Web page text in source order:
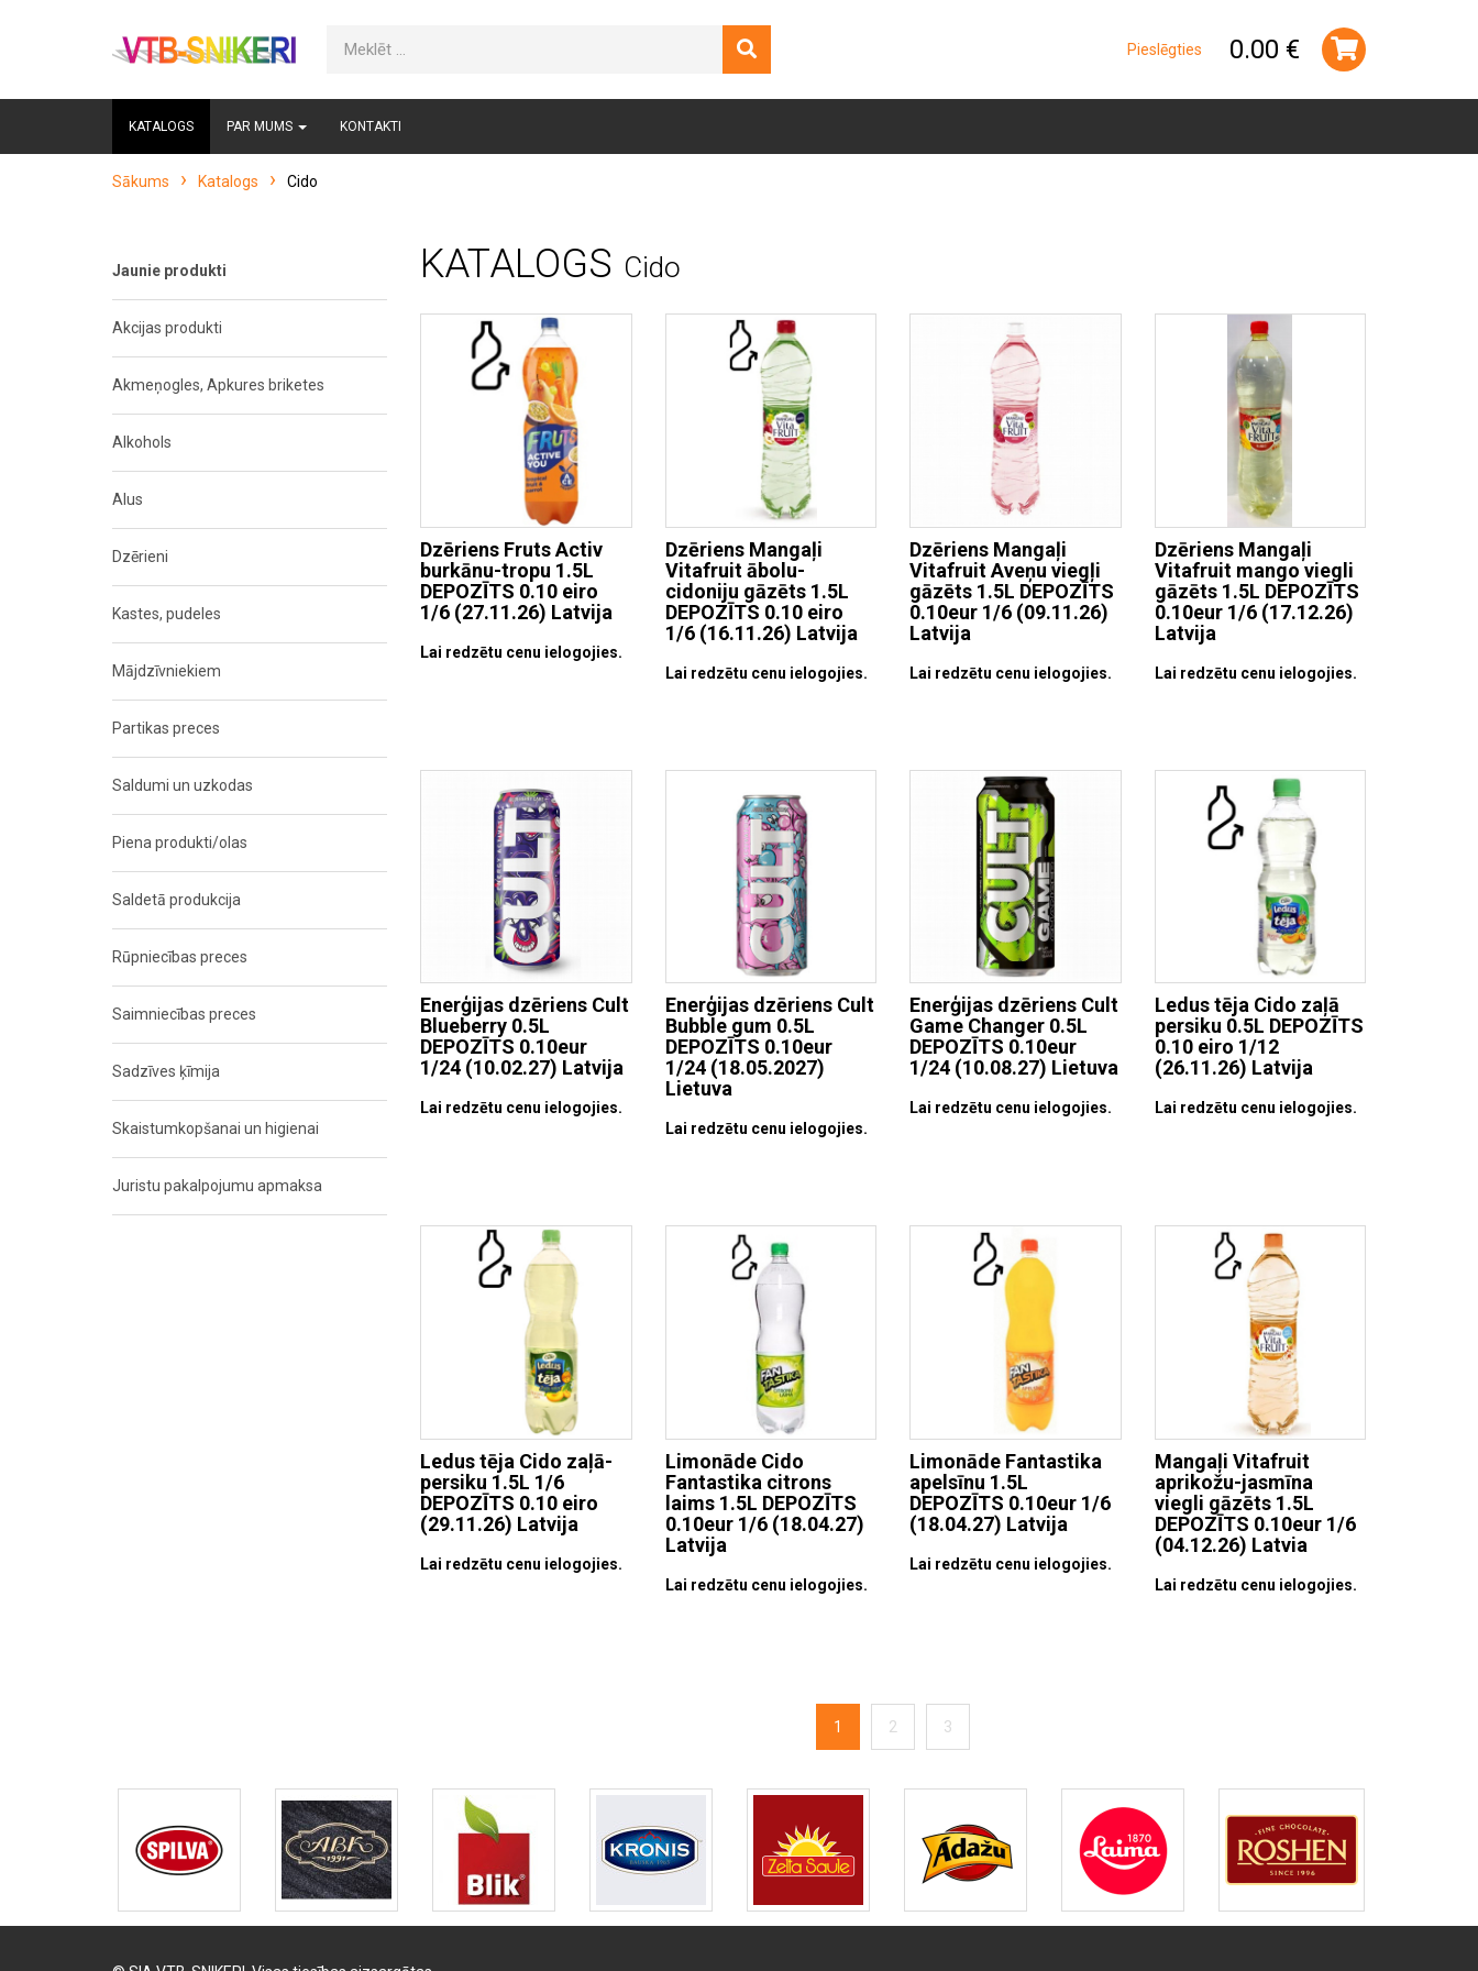
Pieslēgties 0.00 €
KATALOGS PAR MUMS KONTAKTI
Sākums Katalogs Cido
Jaunie produkti
Akcijas produkti
Akmeņogles, Apkures briketes
Alkohols
Alus
Dzērieni
Kastes, pudeles
Mājdzīvniekiem
Partikas preces
Saldumi un uzkodas
Piena produkti/olas
Saldetā produkcija
Rūpniecības preces
Saimniecības preces
Sadzīves ķīmija
Skaistumkopšanai un higienai
Juristu pakalpojumu apmaksa
KATALOGS Cido
Dzēriens Fruts Activ
burkānu-tropu 1.5L
DEPOZĪTS 0.10 eiro
1/6 (27.11.26) Latvija
Lai redzētu cenu ielogojies.
Dzēriens Mangaļi
Vitafruit ābolu-
cidoniju gāzēts 1.5L
DEPOZĪTS 0.10 eiro
1/6 (16.11.26) Latvija
Lai redzētu cenu ielogojies.
Dzēriens Mangaļi
Vitafruit Aveņu viegļi
gāzēts 1.5L DEPOZĪTS
0.10eur 1/6 (09.11.26)
Latvija
Lai redzētu cenu ielogojies.
Dzēriens Mangaļi
Vitafruit mango viegli
gāzēts 1.5L DEPOZĪTS
0.10eur 1/6 (17.12.26)
Latvija
Lai redzētu cenu ielogojies.
Enerģijas dzēriens Cult
Blueberry 0.5L
DEPOZĪTS 0.10eur
1/24 (10.02.27) Latvija
Lai redzētu cenu ielogojies.
Enerģijas dzēriens Cult
Bubble gum 0.5L
DEPOZĪTS 0.10eur
1/24 (18.05.2027)
Lietuva
Lai redzētu cenu ielogojies.
Enerģijas dzēriens Cult
Game Changer 0.5L
DEPOZĪTS 0.10eur
1/24 (10.08.27) Lietuva
Lai redzētu cenu ielogojies.
Ledus tēja Cido zaļā
persiku 0.5L DEPOZĪTS
0.10 eiro 1/12
(26.11.26) Latvija
Lai redzētu cenu ielogojies.
Ledus tēja Cido zaļā-
persiku 1.5L 1/6
DEPOZĪTS 0.10 eiro
(29.11.26) Latvija
Lai redzētu cenu ielogojies.
Limonāde Cido
Fantastika citrons
laims 1.5L DEPOZĪTS
0.10eur 1/6 (18.04.27)
Latvija
Lai redzētu cenu ielogojies.
Limonāde Fantastika
apelsīnu 1.5L
DEPOZĪTS 0.10eur 1/6
(18.04.27) Latvija
Lai redzētu cenu ielogojies.
Mangaļi Vitafruit
aprikožu-jasmīna
viegli gāzēts 1.5L
DEPOZĪTS 0.10eur 1/6
(04.12.26) Latvia
Lai redzētu cenu ielogojies.
1 2 3